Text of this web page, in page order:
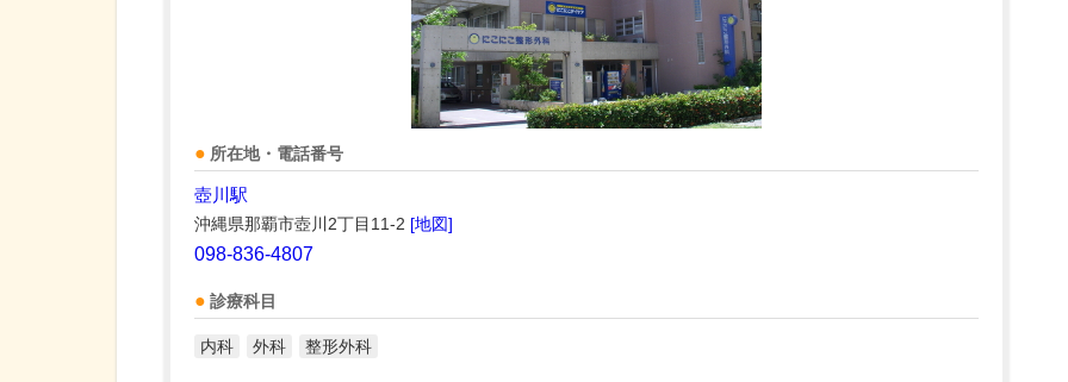
所在地・電話番号
壺川駅
沖縄県那覇市壺川2丁目11-2 [地図]
098-836-4807
診療科目
内科 外科 整形外科